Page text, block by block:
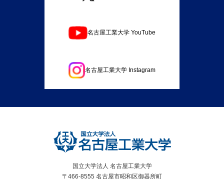
名古屋工業大学 YouTube
名古屋工業大学 Instagram
国立大学法人 名古屋工業大学
〒466-8555 名古屋市昭和区御器所町